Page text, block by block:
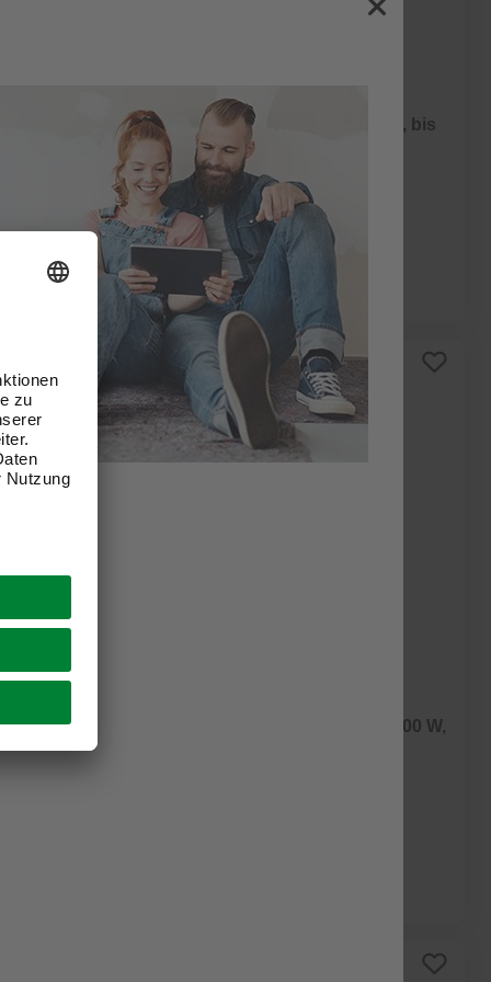
Klimagerät, AC5201, 5.200 BTU, bis
40 m³
599,00 €
Verfügbarkeit im Markt prüfen
Online ausverkauft
pro«,
Klimagerät »MPPH-08CRN7«, 900 W,